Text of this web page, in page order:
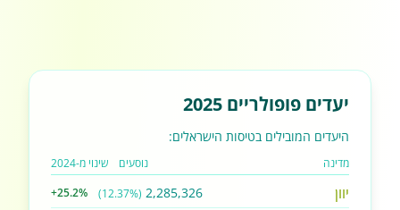
יעדים פופולריים 2025
היעדים המובילים בטיסות הישראלים:
מדינה נוסעים שינוי מ-2024
יוון 2,285,326
(12.37%)
+25.2%